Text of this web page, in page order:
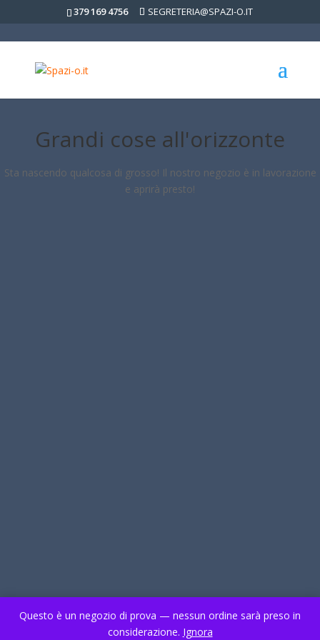
Questo è un negozio di prova — nessun ordine sarà preso in
considerazione. Ignora
379 169 4756 SEGRETERIA@SPAZI-O.IT
Grandi cose all'orizzonte
Sta nascendo qualcosa di grosso! Il nostro negozio è in lavorazione
e aprirà presto!